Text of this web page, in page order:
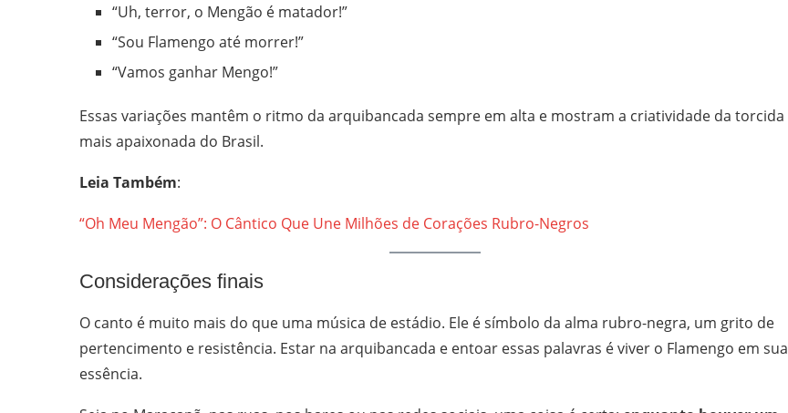
“Uh, terror, o Mengão é matador!”
“Sou Flamengo até morrer!”
“Vamos ganhar Mengo!”
Essas variações mantêm o ritmo da arquibancada sempre em alta e mostram a criatividade da torcida
mais apaixonada do Brasil.
Leia Também:
“Oh Meu Mengão”: O Cântico Que Une Milhões de Corações Rubro-Negros
Considerações finais
O canto é muito mais do que uma música de estádio. Ele é símbolo da alma rubro-negra, um grito de
pertencimento e resistência. Estar na arquibancada e entoar essas palavras é viver o Flamengo em sua
essência.